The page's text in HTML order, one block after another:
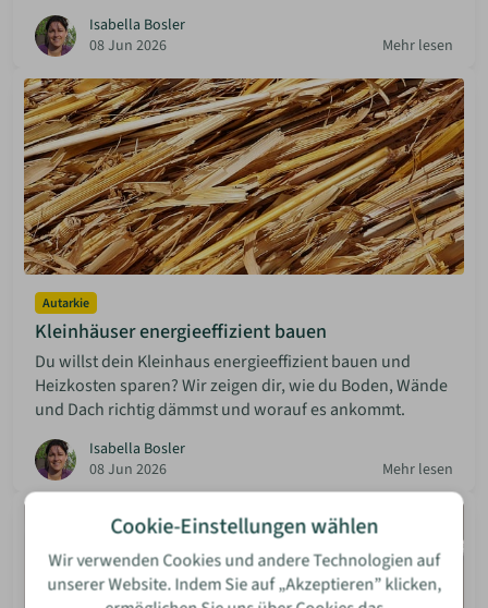
Isabella Bosler
08 Jun 2026
Mehr lesen
Autarkie
Kleinhäuser energieeffizient bauen
Du willst dein Kleinhaus energieeffizient bauen und
Heizkosten sparen? Wir zeigen dir, wie du Boden, Wände
und Dach richtig dämmst und worauf es ankommt.
Isabella Bosler
08 Jun 2026
Mehr lesen
Cookie-Einstellungen wählen
Wir verwenden Cookies und andere Technologien auf
unserer Website. Indem Sie auf „Akzeptieren” klicken,